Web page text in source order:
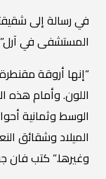
في رسالة إلى
المستشفى في
“إنها أروقة
اللون. وأمام هذه
الوسط وثمانية
الميلاد وشقائق
وغيرها.” كتب فان